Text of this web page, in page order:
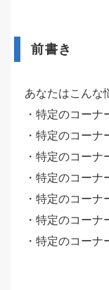
前書き
あなたはこんな
・特定のコー
・特定のコー
・特定のコー
・特定のコー
・特定のコー
・特定のコーナ
・特定のコーナ